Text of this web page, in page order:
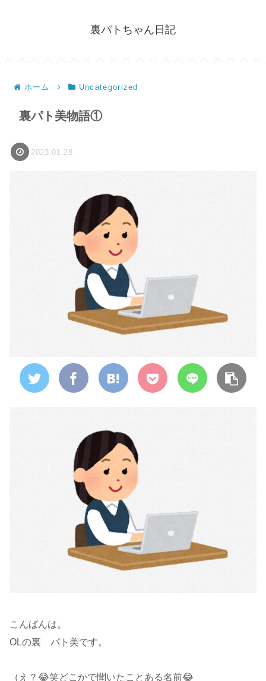
裏パトちゃん日記
ホーム Uncategorized
裏パト美物語①
2023.01.28
こんばんは。
OLの裏 パト美です。
（え？😂笑どこかで聞いたことある名前😂